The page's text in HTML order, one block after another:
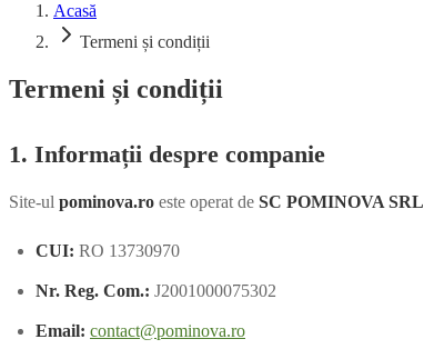
Acasă
Termeni și condiții
Termeni și condiții
1. Informații despre companie
Site-ul pominova.ro este operat de SC POMINOVA SRL
CUI: RO 13730970
Nr. Reg. Com.: J2001000075302
Email: contact@pominova.ro